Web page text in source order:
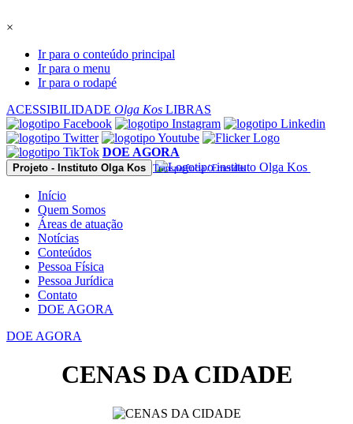
sistema
acessibilidade.
×
Ir para o conteúdo principal
Ir para o menu
Ir para o rodapé
ACESSIBILIDADE Olga Kos LIBRAS
DOE AGORA
Projeto - Instituto Olga Kos Transparência / Emendas
Início
Quem Somos
Áreas de atuação
Notícias
Conteúdos
Pessoa Física
Pessoa Jurídica
Contato
DOE AGORA
DOE AGORA
CENAS DA CIDADE